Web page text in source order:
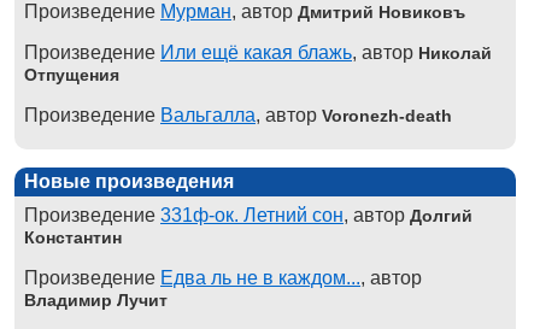
Произведение Мурман, автор Дмитрий Новиковъ
Произведение Или ещё какая блажь, автор Николай
Отпущения
Произведение Вальгалла, автор Voronezh-death
Новые произведения
Произведение 331ф-ок. Летний сон, автор Долгий
Константин
Произведение Едва ль не в каждом..., автор
Владимир Лучит